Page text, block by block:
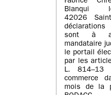
Blanqui
42026
déclarations
sont à
mandataire
le portail
par les
L. 814–13
commerce
mois de la